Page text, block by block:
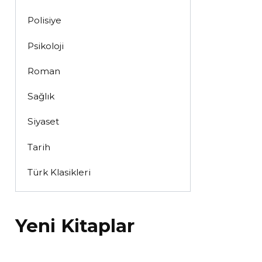
Polisiye
Psikoloji
Roman
Sağlık
Siyaset
Tarih
Türk Klasikleri
Yeni Kitaplar